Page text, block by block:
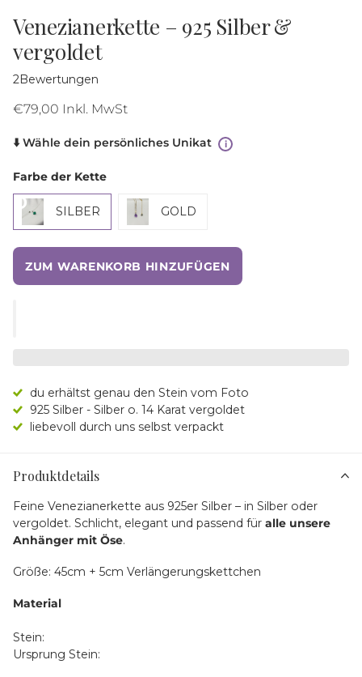
Venezianerkette – 925 Silber &
vergoldet
2Bewertungen
€79,00 Inkl. MwSt
⬇️ Wähle dein persönliches Unikat i
Farbe der Kette
SILBER GOLD
ZUM WARENKORB HINZUFÜGEN
du erhältst genau den Stein vom Foto
925 Silber - Silber o. 14 Karat vergoldet
liebevoll durch uns selbst verpackt
Produktdetails
Feine Venezianerkette aus 925er Silber – in Silber oder
vergoldet. Schlicht, elegant und passend für alle unsere
Anhänger mit Öse.
Größe: 45cm + 5cm Verlängerungskettchen
Material
Stein:
Ursprung Stein: